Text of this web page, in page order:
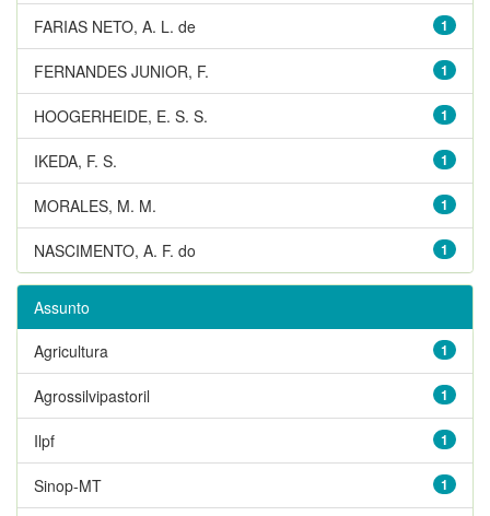
1
FARIAS NETO, A. L. de
1
FERNANDES JUNIOR, F.
1
HOOGERHEIDE, E. S. S.
1
IKEDA, F. S.
1
MORALES, M. M.
1
NASCIMENTO, A. F. do
Assunto
1
Agricultura
1
Agrossilvipastoril
1
Ilpf
1
Sinop-MT